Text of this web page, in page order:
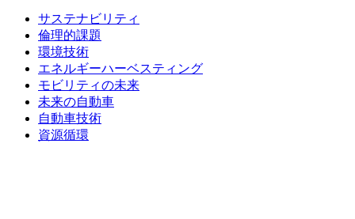
サステナビリティ
倫理的課題
環境技術
エネルギーハーベスティング
モビリティの未来
未来の自動車
自動車技術
資源循環